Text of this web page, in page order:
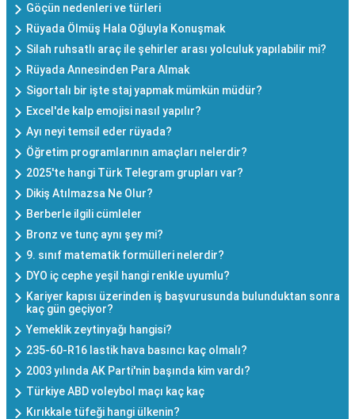
Göçün nedenleri ve türleri
Rüyada Ölmüş Hala Oğluyla Konuşmak
Silah ruhsatlı araç ile şehirler arası yolculuk yapılabilir mi?
Rüyada Annesinden Para Almak
Sigortalı bir işte staj yapmak mümkün müdür?
Excel'de kalp emojisi nasıl yapılır?
Ayı neyi temsil eder rüyada?
Öğretim programlarının amaçları nelerdir?
2025'te hangi Türk Telegram grupları var?
Dikiş Atılmazsa Ne Olur?
Berberle ilgili cümleler
Bronz ve tunç aynı şey mi?
9. sınıf matematik formülleri nelerdir?
DYO iç cephe yeşil hangi renkle uyumlu?
Kariyer kapısı üzerinden iş başvurusunda bulunduktan sonra
kaç gün geçiyor?
Yemeklik zeytinyağı hangisi?
235-60-R16 lastik hava basıncı kaç olmalı?
2003 yılında AK Parti'nin başında kim vardı?
Türkiye ABD voleybol maçı kaç kaç
Kırıkkale tüfeği hangi ülkenin?